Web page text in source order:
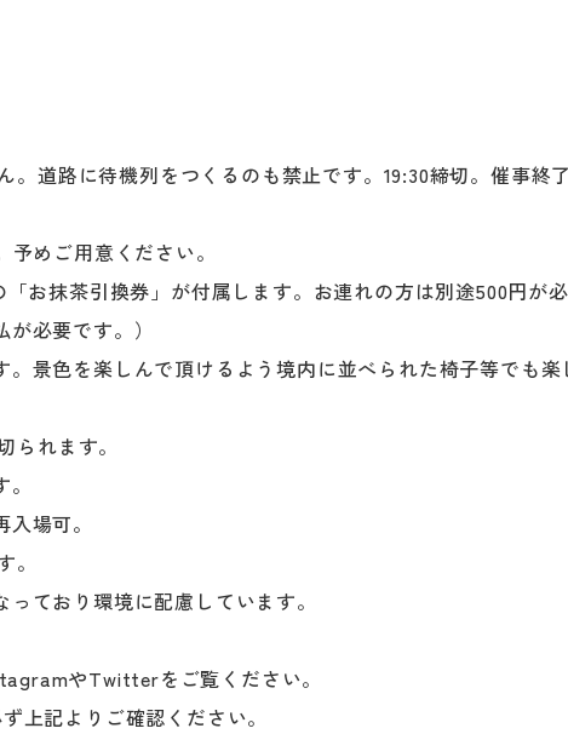
。道路に待機列をつくるのも禁止です。19:30締切。催事終
めご用意ください。
お抹茶引換券」が付属します。お連れの方は別途500円が必
必要です。）
景色を楽しんで頂けるよう境内に並べられた椅子等でも楽
られます。
場可。
ており環境に配慮しています。
やTwitterをご覧ください。
記よりご確認ください。